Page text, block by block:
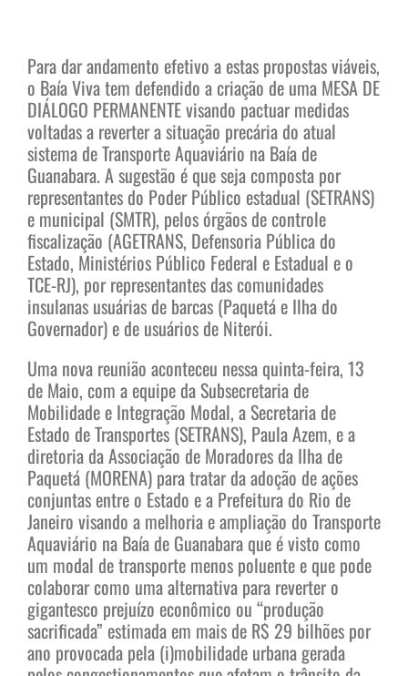
Para dar andamento efetivo a estas propostas viáveis,
o Baía Viva tem defendido a criação de uma MESA DE
DIÁLOGO PERMANENTE visando pactuar medidas
voltadas a reverter a situação precária do atual
sistema de Transporte Aquaviário na Baía de
Guanabara. A sugestão é que seja composta por
representantes do Poder Público estadual (SETRANS)
e municipal (SMTR), pelos órgãos de controle
fiscalização (AGETRANS, Defensoria Pública do
Estado, Ministérios Público Federal e Estadual e o
TCE-RJ), por representantes das comunidades
insulanas usuárias de barcas (Paquetá e Ilha do
Governador) e de usuários de Niterói.
Uma nova reunião aconteceu nessa quinta-feira, 13
de Maio, com a equipe da Subsecretaria de
Mobilidade e Integração Modal, a Secretaria de
Estado de Transportes (SETRANS), Paula Azem, e a
diretoria da Associação de Moradores da Ilha de
Paquetá (MORENA) para tratar da adoção de ações
conjuntas entre o Estado e a Prefeitura do Rio de
Janeiro visando a melhoria e ampliação do Transporte
Aquaviário na Baía de Guanabara que é visto como
um modal de transporte menos poluente e que pode
colaborar como uma alternativa para reverter o
gigantesco prejuízo econômico ou “produção
sacrificada” estimada em mais de R$ 29 bilhões por
ano provocada pela (i)mobilidade urbana gerada